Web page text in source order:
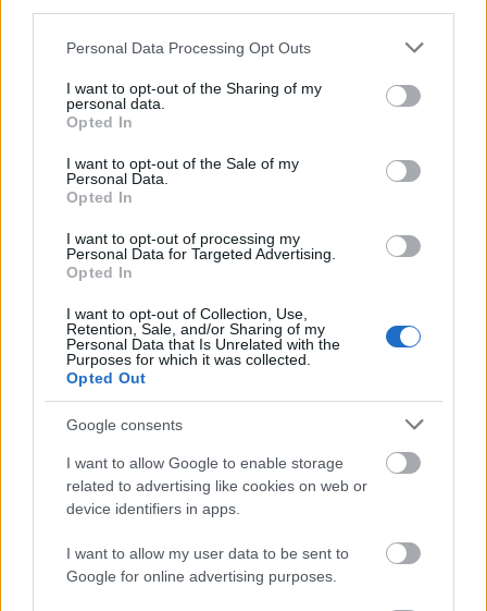
Please note that this website/app uses one or more Google
not limited to your visit or usage behaviour. You may click to
grant or deny consent to Google and its third-party tags to
use your data for below specified purposes in below Google
consent section.
Personal Data Processing Opt Outs
I want to opt-out of the Sharing of my
personal data.
Opted In
I want to opt-out of the Sale of my
Personal Data.
Opted In
I want to opt-out of processing my
Personal Data for Targeted Advertising.
Opted In
I want to opt-out of Collection, Use,
Retention, Sale, and/or Sharing of my
Personal Data that Is Unrelated with the
Purposes for which it was collected.
Opted Out
Google consents
I want to allow Google to enable storage
related to advertising like cookies on web or
device identifiers in apps.
I want to allow my user data to be sent to
Google for online advertising purposes.
CMF Clip Pro: Τα open-ear earbuds της Nothing με θήκη
Πάτρα: Η Κατερίνα Λιόλιου χόρεψε το «Θα αλλάξω
με κέφι και άρωμα Αχαΐας ΒΙΝΤΕΟ